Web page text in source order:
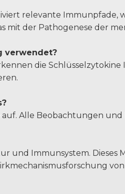
relevante
der Pathogenese der
verwendet?
die
Alle Beobachtungen
Immunsystem. Dieses
von